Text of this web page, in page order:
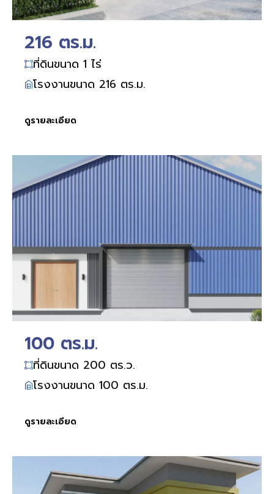
216 ตร.ม.
ที่ดินขนาด 1 ไร่
โรงงานขนาด 216 ตร.ม.
ดูรายละเอียด
100 ตร.ม.
ที่ดินขนาด 200 ตร.ว.
โรงงานขนาด 100 ตร.ม.
ดูรายละเอียด